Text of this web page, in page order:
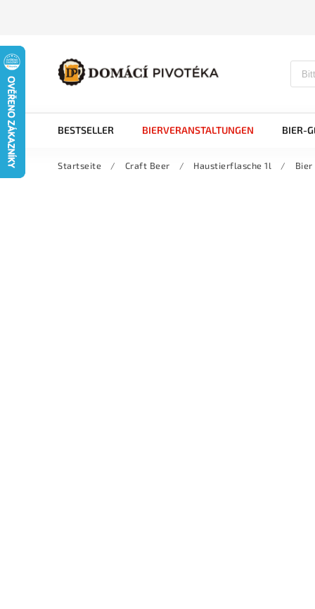
BESTSELLER BIERVERANSTALTUNGEN BIER-
Startseite / Craft Beer / Haustierflasche 1l /